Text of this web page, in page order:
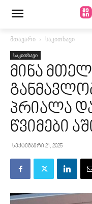
მთავარი საკითხავი
საკითხავი
მინა
პრიალა
წვიმები
სექტემბერი 21, 2025